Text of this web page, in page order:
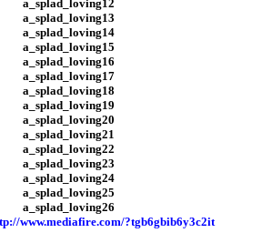
a_splad_loving12
a_splad_loving13
a_splad_loving14
a_splad_loving15
a_splad_loving16
a_splad_loving17
a_splad_loving18
a_splad_loving19
a_splad_loving20
a_splad_loving21
a_splad_loving22
a_splad_loving23
a_splad_loving24
a_splad_loving25
a_splad_loving26
www.mediafire.com/?tgb6gbib6y3c2it